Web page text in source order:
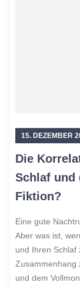
15. DEZEMBER
Die
Schlaf und
Fiktion?
Eine gute
Aber was ist,
und Ihren Schlaf
Zusammenhang
und dem